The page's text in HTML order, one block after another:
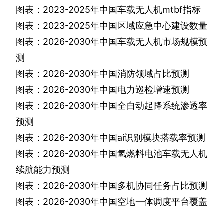
图表： 2023-2025年中国车载无人机mtbf指标
图表： 2023-2025年中国区域应急中心建设数量
图表： 2026-2030年中国车载无人机市场规模预
测
图表： 2026-2030年中国消防领域占比预测
图表： 2026-2030年中国电力巡检增速预测
图表： 2026-2030年中国全自动起降系统渗透率
预测
图表： 2026-2030年中国ai识别模块搭载率预测
图表： 2026-2030年中国氢燃料电池车载无人机
续航能力预测
图表： 2026-2030年中国多机协同任务占比预测
图表： 2026-2030年中国空地一体调度平台覆盖